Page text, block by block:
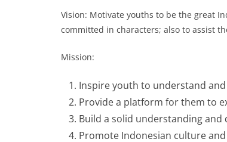
Vision: Motivate youths to be the great
committed in characters; also to assist
Mission:
Inspire youth to understand
Provide a platform for them to
Build a solid understanding
Promote Indonesian culture